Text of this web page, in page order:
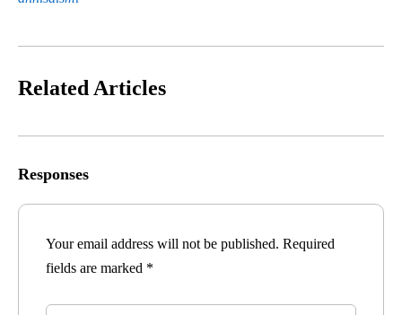
Related Articles
Responses
Your email address will not be published. Required
fields are marked *